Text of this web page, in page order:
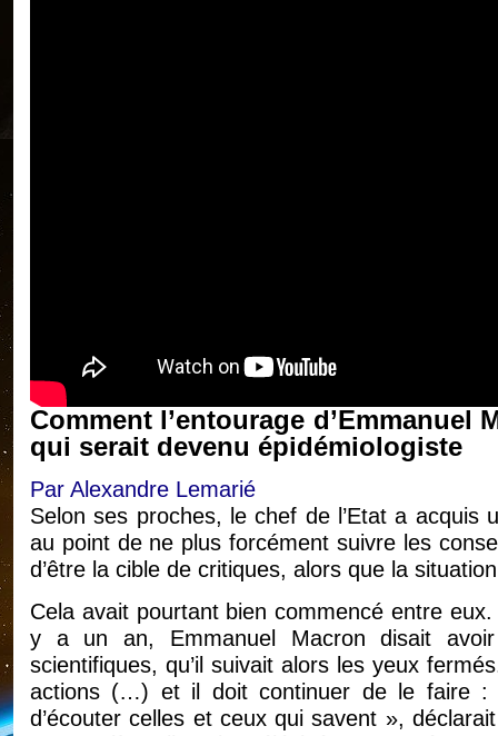
Comment l’entourage d’Emmanuel
qui serait devenu épidémiologiste
Par Alexandre Lemarié
Selon ses proches, le chef de l’Etat a acquis
au point de ne plus forcément suivre les
d’être la cible de critiques, alors que la
Cela avait pourtant bien commencé entre
y a un an, Emmanuel Macron disait
scientifiques, qu’il suivait alors les yeux
actions (…) et il doit continuer de le faire :
d’écouter celles et ceux qui savent »,